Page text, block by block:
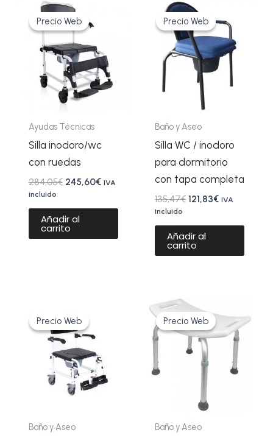
Precio Web
Precio Web
Ayudas Técnicas
Silla inodoro/wc
con ruedas
284,05€
El
precio
original
284,05€.
245,60€
245,60€.
IVA
incluido
Añadir al
carrito
Precio Web
Precio Web
Baño y Aseo
Silla WC / inodoro
para dormitorio
con tapa completa
135,47€
El
precio
original
era:
135,47€.
121,83€
actual
es:
121,83€.
IVA
incluido
Añadir al
carrito
Precio Web
Precio Web
Baño y Aseo
precio
original
era:
412,34€.
Precio Web
Precio Web
Baño y Aseo
El
precio
original
era:
59,95€.
precio
actual
es:
49,19€.